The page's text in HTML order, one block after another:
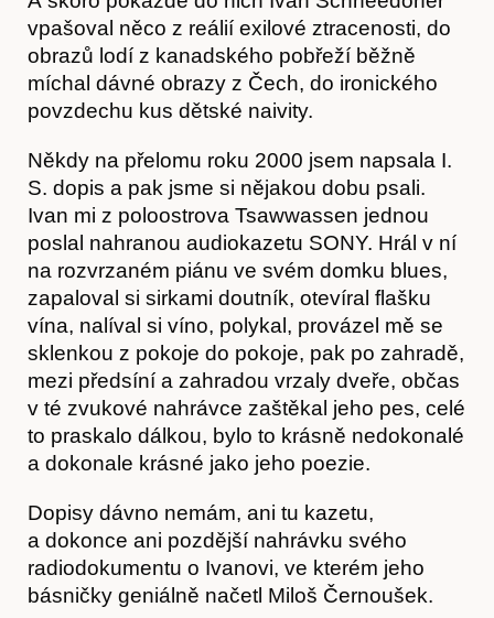
Hostcast
Akce
vpašoval něco z reálií exilové ztracenosti, do
obrazů lodí z kanadského pobřeží běžně
míchal dávné obrazy z Čech, do ironického
povzdechu kus dětské naivity.
Někdy na přelomu roku 2000 jsem napsala I.
S. dopis a pak jsme si nějakou dobu psali.
Ivan mi z poloostrova Tsawwassen jednou
poslal nahranou audiokazetu SONY. Hrál v ní
na rozvrzaném piánu ve svém domku blues,
zapaloval si sirkami doutník, otevíral flašku
vína, nalíval si víno, polykal, provázel mě se
sklenkou z pokoje do pokoje, pak po zahradě,
mezi předsíní a zahradou vrzaly dveře, občas
v té zvukové nahrávce zaštěkal jeho pes, celé
to praskalo dálkou, bylo to krásně nedokonalé
a dokonale krásné jako jeho poezie.
Dopisy dávno nemám, ani tu kazetu,
a dokonce ani pozdější nahrávku svého
radiodokumentu o Ivanovi, ve kterém jeho
básničky geniálně načetl Miloš Černoušek.